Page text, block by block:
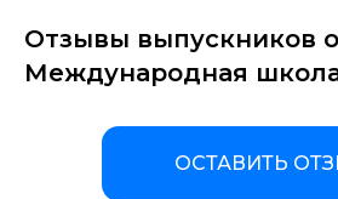
Отзывы выпускников
Международная
ОСТАВИТЬ